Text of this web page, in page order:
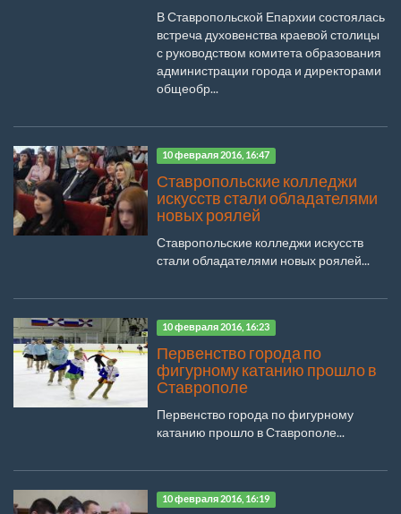
В Ставропольской Епархии состоялась
встреча духовенства краевой столицы
с руководством комитета образования
администрации города и директорами
общеобр...
10 февраля 2016, 16:47
Ставропольские колледжи
искусств стали обладателями
новых роялей
Ставропольские колледжи искусств
стали обладателями новых роялей...
10 февраля 2016, 16:23
Первенство города по
фигурному катанию прошло в
Ставрополе
Первенство города по фигурному
катанию прошло в Ставрополе...
10 февраля 2016, 16:19